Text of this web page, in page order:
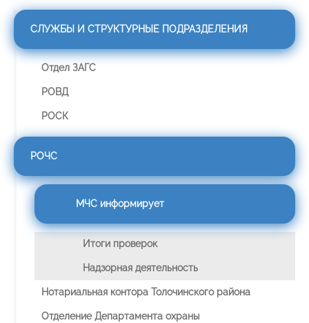
СЛУЖБЫ И СТРУКТУРНЫЕ ПОДРАЗДЕЛЕНИЯ
Отдел ЗАГС
РОВД
РОСК
РОЧС
МЧС информирует
Итоги проверок
Надзорная деятельность
Нотариальная контора Толочинского района
Отделение Департамента охраны